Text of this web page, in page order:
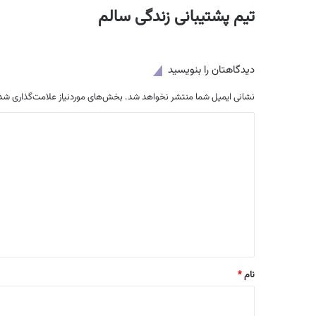
تیم پشتیبانی زندگی سالم
دیدگاهتان را بنویسید
نشانی ایمیل شما منتشر نخواهد شد. بخش‌های موردنیاز علامت‌گذاری
نام*